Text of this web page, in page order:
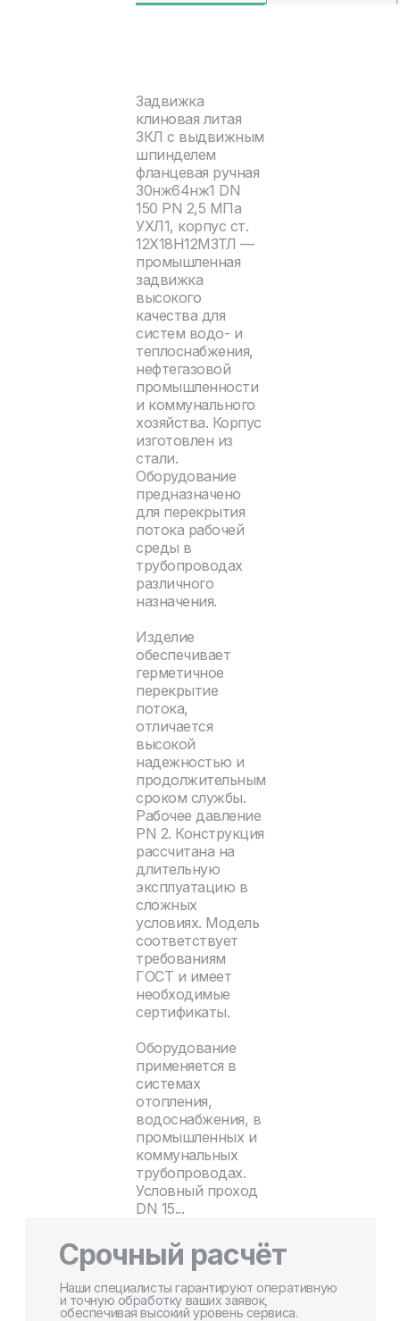
Задвижка
клиновая литая
ЗКЛ с выдвижным
шпинделем
фланцевая ручная
30нж64нж1 DN
150 PN 2,5 МПа
УХЛ1, корпус ст.
12Х18Н12М3ТЛ —
промышленная
задвижка
высокого
качества для
систем водо- и
теплоснабжения,
нефтегазовой
промышленности
и коммунального
хозяйства. Корпус
изготовлен из
стали.
Оборудование
предназначено
для перекрытия
потока рабочей
среды в
трубопроводах
различного
назначения.
Изделие
обеспечивает
герметичное
перекрытие
потока,
отличается
высокой
надежностью и
продолжительным
сроком службы.
Рабочее давление
PN 2. Конструкция
рассчитана на
длительную
эксплуатацию в
сложных
условиях. Модель
соответствует
требованиям
ГОСТ и имеет
необходимые
сертификаты.
Оборудование
применяется в
системах
отопления,
водоснабжения, в
промышленных и
коммунальных
трубопроводах.
Условный проход
DN 15...
Срочный расчёт
Наши специалисты гарантируют оперативную
и точную обработку ваших заявок,
обеспечивая высокий уровень сервиса.